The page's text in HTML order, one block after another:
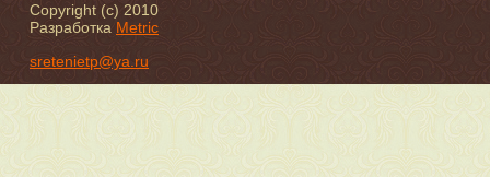
Copyright (c) 2010
Разработка Metric
sretenietp@ya.ru